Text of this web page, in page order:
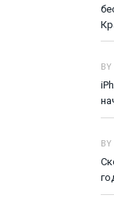
BY
BY